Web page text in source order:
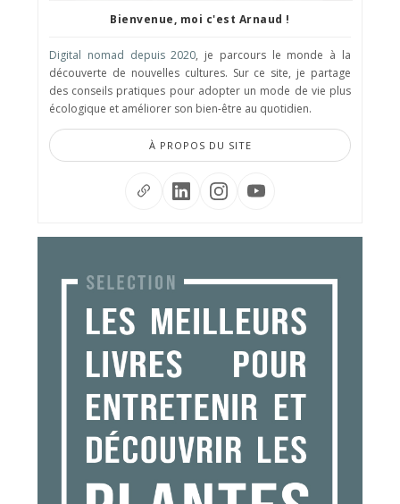
Bienvenue, moi c'est Arnaud !
Digital nomad depuis 2020, je parcours le monde à la
découverte de nouvelles cultures. Sur ce site, je partage
des conseils pratiques pour adopter un mode de vie plus
écologique et améliorer son bien-être au quotidien.
À PROPOS DU SITE